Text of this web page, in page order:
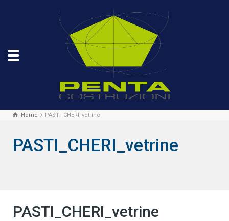
Home PASTI_CHERI_vetrine
PASTI_CHERI_vetrine
PASTI_CHERI_vetrine